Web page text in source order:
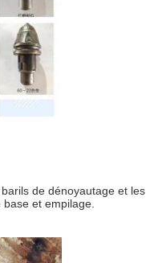
de dénoyautage et les
et empilage.